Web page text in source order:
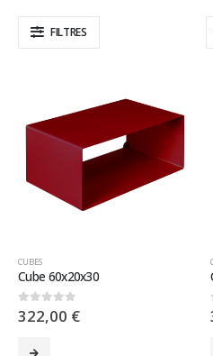
FILTRES
CUBES
Cube 60x20x30
0sur 5
322,00 €